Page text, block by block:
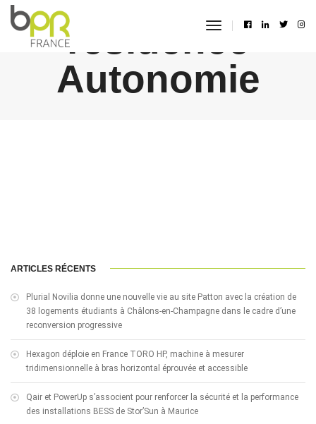
toggle
résidence
Autonomie
ARTICLES RÉCENTS
Plurial Novilia donne une nouvelle vie au site Patton avec la création de
38 logements étudiants à Châlons-en-Champagne dans le cadre d’une
reconversion progressive
Hexagon déploie en France TORO HP, machine à mesurer
tridimensionnelle à bras horizontal éprouvée et accessible
Qair et PowerUp s’associent pour renforcer la sécurité et la performance
des installations BESS de Stor’Sun à Maurice